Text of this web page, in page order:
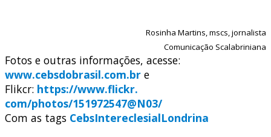
Rosinha Martins, mscs, jornalista
Comunicação Scalabriniana
Fotos e outras informações, acesse:
www.cebsdobrasil.com.br e
Flikcr: https://www.flickr.
com/photos/151972547@N03/
Com as tags CebsIntereclesialLondrina